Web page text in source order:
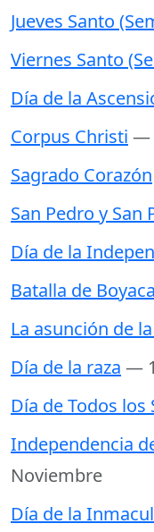
Jueves Santo
Viernes Santo
Día de la
Corpus Christi —
Sagrado Corazón
San Pedro y San
Día de la
Batalla de Boyaca
La asunción de
Día de la raza —
Día de Todos los
Independencia
Noviembre
Día de la